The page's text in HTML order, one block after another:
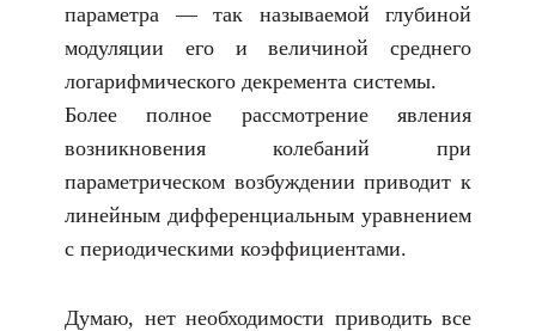
параметра — так называемой глубиной
модуляции его и величиной среднего
логарифмического декремента системы.
Более полное рассмотрение явления
возникновения колебаний при
параметрическом возбуждении приводит к
линейным дифференциальным уравнением
с периодическими коэффициентами.
Думаю, нет необходимости приводить все